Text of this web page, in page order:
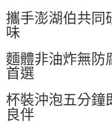
每筆NT$60，滿NT$599(含
付款後萊爾富取貨
每筆NT$60，滿NT$599(含
7-11付款取貨
每筆NT$60，滿NT$599(含
付款後7-11取貨
攜手澎湖伯共同
味
麵體非油炸無防
首選
杯裝沖泡五分鐘
良伴